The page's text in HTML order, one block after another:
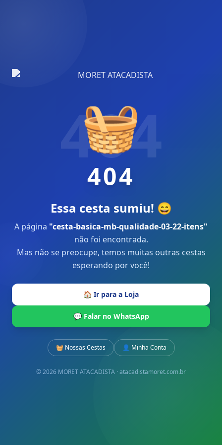
404
🧺
404
Essa cesta sumiu! 😄
A página "cesta-basica-mb-qualidade-03-22-itens"
não foi encontrada.
Mas não se preocupe, temos muitas outras cestas
esperando por você!
🏠 Ir para a Loja
💬 Falar no WhatsApp
🧺 Nossas Cestas 👤 Minha Conta
© 2026 MORET ATACADISTA · atacadistamoret.com.br